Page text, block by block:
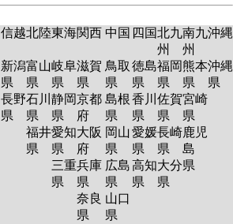
信越北陸東海関西 中国 四国北九
州
南九
州
沖縄
新潟
県
長野
県
富山
県
石川
県
福井
県
岐阜
県
静岡
県
愛知
県
三重
県
滋賀
県
京都
府
大阪
府
兵庫
県
奈良
県
鳥取
県
島根
県
岡山
県
広島
県
山口
県
徳島
県
香川
県
愛媛
県
高知
県
福岡
県
佐賀
県
長崎
県
大分
県
熊本
県
宮崎
県
鹿児
島
県
沖縄
県